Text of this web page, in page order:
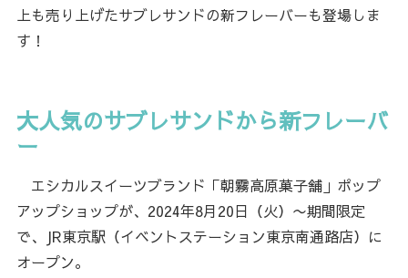
上も売り上げたサブレサンドの新フレーバーも登場しま
す！
大人気のサブレサンドから新フレーバ
ー
エシカルスイーツブランド「朝霧高原菓子舗」ポップ
アップショップが、2024年8月20日（火）〜期間限定
で、JR東京駅（イベントステーション東京南通路店）に
オープン。